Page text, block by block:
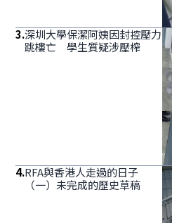
3.深圳大學保潔阿姨因封控壓力
跳樓亡 學生質疑涉壓榨
4.RFA與香港人走過的日子
（一）未完成的歷史草稿